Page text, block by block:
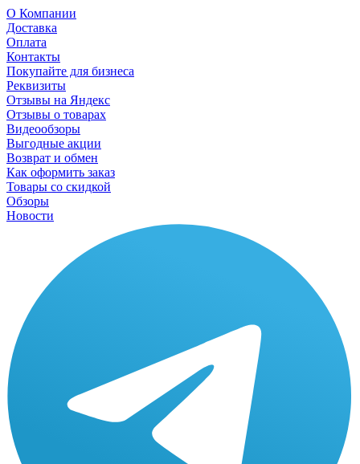
О Компании
Доставка
Оплата
Контакты
Покупайте для бизнеса
Реквизиты
Отзывы на Яндекс
Отзывы о товарах
Видеообзоры
Выгодные акции
Возврат и обмен
Как оформить заказ
Товары со скидкой
Обзоры
Новости